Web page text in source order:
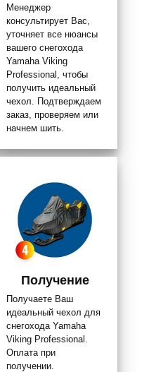
Менеджер
консультирует Вас,
уточняет все нюансы
вашего снегохода
Yamaha Viking
Professional, чтобы
получить идеальный
чехол. Подтверждаем
заказ, проверяем или
начнем шить.
Получение
Получаете Ваш
идеальный чехол для
снегохода Yamaha
Viking Professional.
Оплата при
получении.